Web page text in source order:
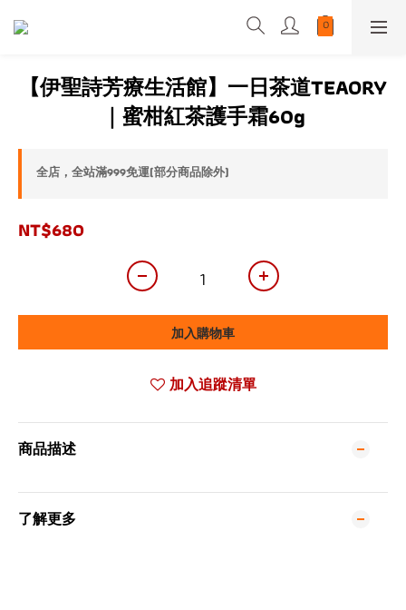
【伊聖詩芳療生活館】一日茶道TEAORY
｜蜜柑紅茶護手霜60g
全店，全站滿999免運(部分商品除外)
NT$680
加入購物車
加入追蹤清單
商品描述
了解更多